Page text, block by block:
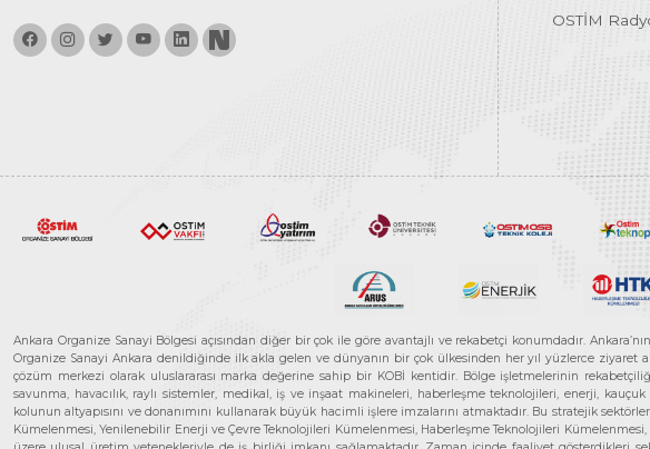
OSTİM
Ankara Organize Sanayi Bölgesi açısından diğer bir çok ile göre avantajlı ve rekabetçi konumdadır.
Organize Sanayi Ankara denildiğinde ilk akla gelen ve dünyanın bir çok ülkesinden her yıl yüzlerce ziyaret
çözüm merkezi olarak uluslararası marka değerine sahip bir KOBİ kentidir. Bölge işletmelerinin
savunma, havacılık, raylı sistemler, medikal, iş ve inşaat makineleri, haberleşme teknolojileri, enerji,
kolunun altyapısını ve donanımını kullanarak büyük hacimli işlere imzalarını atmaktadır. Bu stratejik
Kümelenmesi, Yenilenebilir Enerji ve Çevre Teknolojileri Kümelenmesi, Haberleşme Teknolojileri